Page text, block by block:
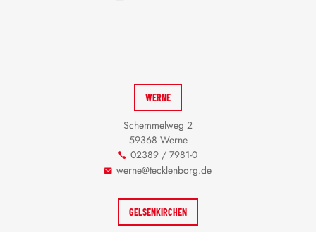
WERNE
Schemmelweg 2
59368 Werne
02389 / 7981-0
werne@tecklenborg.de
GELSENKIRCHEN